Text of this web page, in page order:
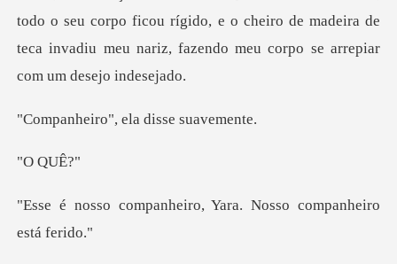
eu corpo ficou rígido, e o cheiro de madeira de
teca invadiu meu
", ela disse
Q
eiro, Yara. Nosso com